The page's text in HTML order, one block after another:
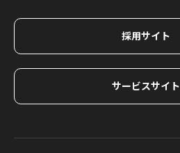
採用サイト
サービスサイト